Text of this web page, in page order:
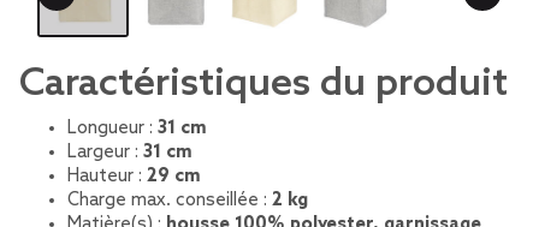
Caractéristiques du produit
Longueur : 31 cm
Largeur : 31 cm
Hauteur : 29 cm
Charge max. conseillée : 2 kg